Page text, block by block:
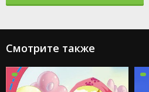
Смотрите также